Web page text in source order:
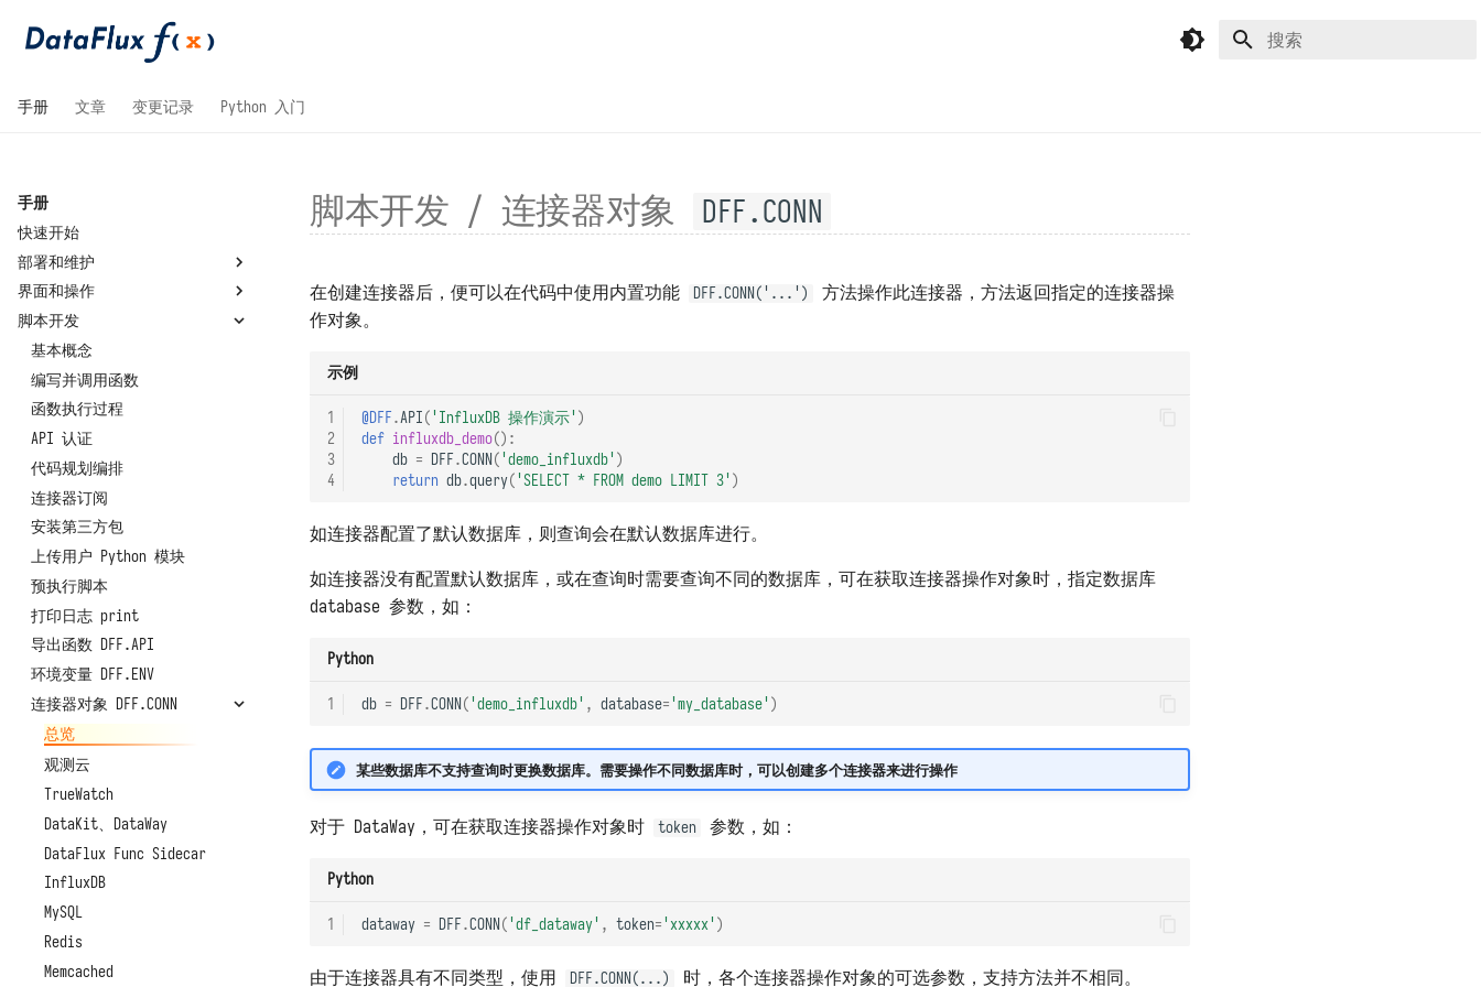
手册 文章 变更记录 Python 入门
手册
快速开始
部署和维护
系统要求
国产操作系统兼容性
安装部署
单机部署
虚拟目录部署
高可用部署
Helm 部署
树莓派官方系统部署
树莓派 Ubuntu 部署
配置文件
升级和重启
重置管理员密码
管理员工具
数据保存位置
备份和迁移
架构、扩容与限制资源
系统指标和任务记录
上报自观测数据
基准性能测试
卸载
界面和操作
整体
开发模块
脚本库
连接器
环境变量
管理模块
总览
关于
系统设置
函数 API
定时任务
Access Token
实验性功能
脚本开发
基本概念
编写并调用函数
函数执行过程
API 认证
代码规划编排
连接器订阅
安装第三方包
上传用户 Python 模块
预执行脚本
打印日志 print
导出函数 DFF.API
环境变量 DFF.ENV
连接器对象 DFF.CONN
总览
观测云
TrueWatch
DataKit、DataWay
DataFlux Func Sidecar
InfluxDB
MySQL
Redis
Memcached
脚本开发 / 连接器对象 DFF.CONN
在创建连接器后，便可以在代码中使用内置功能 DFF.CONN('...')
方法操作此连接器，方法返回指定的连接器操
作对象。
示例
1
2
3
4
@DFF.API( 'InfluxDB 操作演示' )
def influxdb_demo():
db = DFF.CONN ( 'demo_influxdb' )
return db.query( 'SELECT * FROM demo LIMIT 3' )
如连接器配置了默认数据库，则查询会在默认数据库进行。
如连接器没有配置默认数据库，或在查询时需要查询不同的数据库，可在获取连接器操作对象时，指定数据库
database 参数，如：
Python
1 db = DFF.CONN ( 'demo_influxdb' , database= 'my_database' )
某些数据库不支持查询时更换数据库。需要操作不同数据库时，可以创建多个连接器来进行操作
对于 DataWay，可在获取连接器操作对象时 token 参数，如：
Python
1 dataway = DFF.CONN ( 'df_dataway' , token= 'xxxxx' )
由于连接器具有不同类型，使用 DFF.CONN(...) 时，各个连接器操作对象的可选参数，支持方法并不相同。